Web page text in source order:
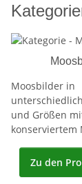
Moosbilder in
und Größen
konserviertem
Zu den